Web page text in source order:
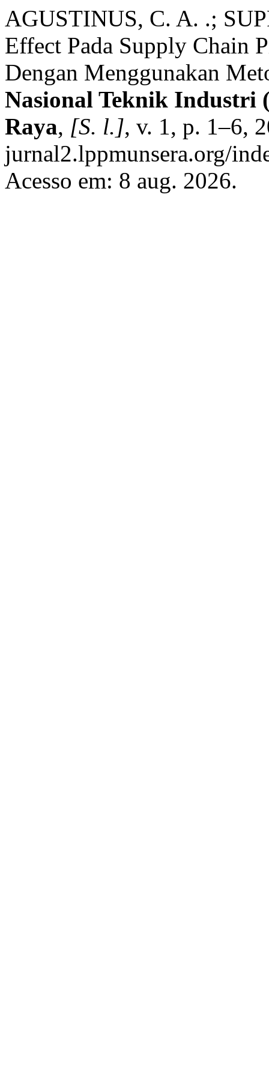
AGUSTINUS, C. A. .;
Effect Pada Supply Chain
Dengan Menggunakan
Nasional Teknik Industri
Raya, [S. l.], v. 1, p. 1–6,
jurnal2.lppmunsera.org/
Acesso em: 8 aug. 2026.